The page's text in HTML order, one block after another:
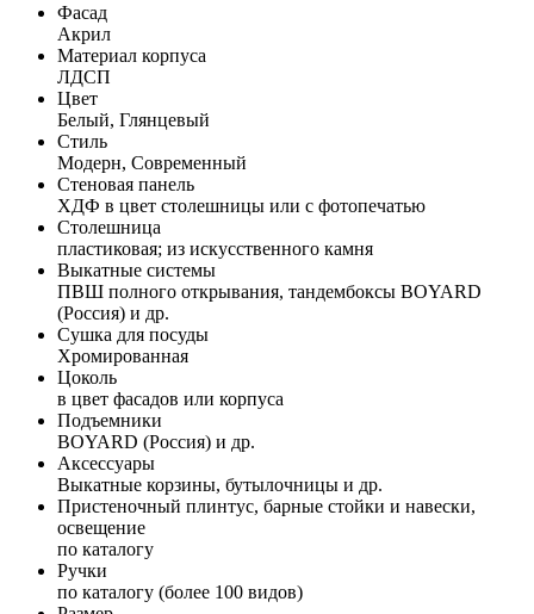
Фасад
Акрил
Материал корпуса
ЛДСП
Цвет
Белый, Глянцевый
Стиль
Модерн, Современный
Стеновая панель
ХДФ в цвет столешницы или с фотопечатью
Столешница
пластиковая; из искусственного камня
Выкатные системы
ПВШ полного открывания, тандембоксы BOYARD
(Россия) и др.
Сушка для посуды
Хромированная
Цоколь
в цвет фасадов или корпуса
Подъемники
BOYARD (Россия) и др.
Аксессуары
Выкатные корзины, бутылочницы и др.
Пристеночный плинтус, барные стойки и навески,
освещение
по каталогу
Ручки
по каталогу (более 100 видов)